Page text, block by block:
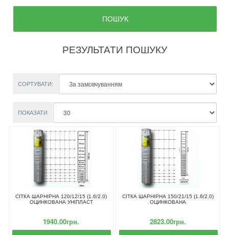
РЕЗУЛЬТАТИ ПОШУКУ
СОРТУВАТИ:
ПОКАЗАТИ
СІТКА ШАРНІРНА 120/12/15 (1.6/2.0)
ОЦИНКОВАНА УНІПЛАСТ
1940.00грн.
СІТКА ШАРНІРНА 150/21/15 (1.6/2.0)
ОЦИНКОВАНА
2823.00грн.